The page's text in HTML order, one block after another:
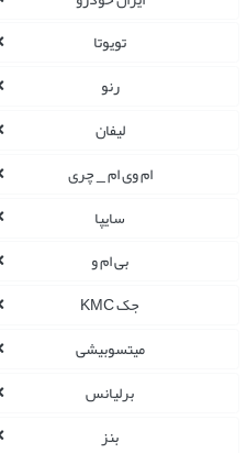
تویوتا
رنو
لیفان
ام وی ام _ چری
سایپا
بی ام و
جک KMC
میتسوبیشی
برلیانس
بنز